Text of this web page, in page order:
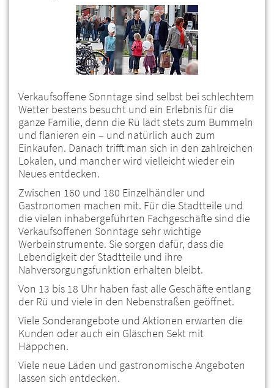
Verkaufsoffene Sonntage sind selbst bei schlechtem
Wetter bestens besucht und ein Erlebnis für die
ganze Familie, denn die Rü lädt stets zum Bummeln
und flanieren ein – und natürlich auch zum
Einkaufen. Danach trifft man sich in den zahlreichen
Lokalen, und mancher wird vielleicht wieder ein
Neues entdecken.
Zwischen 160 und 180 Einzelhändler und
Gastronomen machen mit. Für die Stadtteile und
die vielen inhabergeführten Fachgeschäfte sind die
Verkaufsoffenen Sonntage sehr wichtige
Werbeinstrumente. Sie sorgen dafür, dass die
Lebendigkeit der Stadtteile und ihre
Nahversorgungsfunktion erhalten bleibt.
Von 13 bis 18 Uhr haben fast alle Geschäfte entlang
der Rü und viele in den Nebenstraßen geöffnet.
Viele Sonderangebote und Aktionen erwarten die
Kunden oder auch ein Gläschen Sekt mit
Häppchen.
Viele neue Läden und gastronomische Angeboten
lassen sich entdecken.